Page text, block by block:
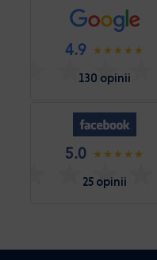
4.9
130 opinii
5.0
25 opinii